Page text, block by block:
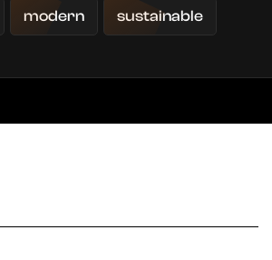
modern sustainable